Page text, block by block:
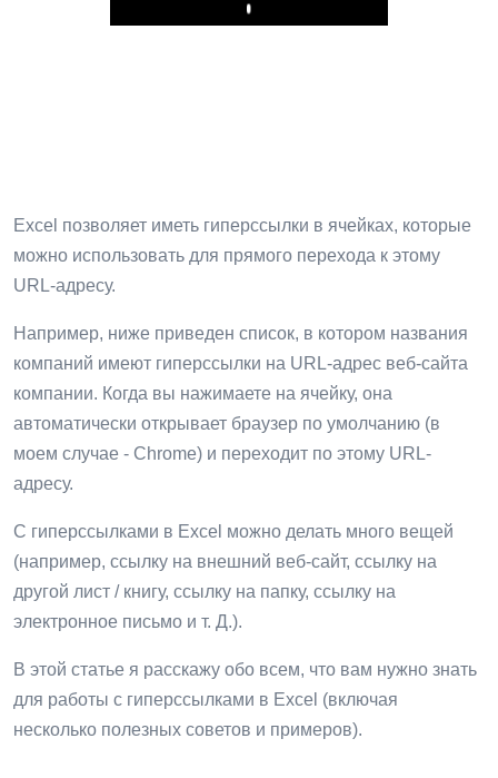
Play
Excel позволяет иметь гиперссылки в ячейках, которые
можно использовать для прямого перехода к этому
URL-адресу.
Например, ниже приведен список, в котором названия
компаний имеют гиперссылки на URL-адрес веб-сайта
компании. Когда вы нажимаете на ячейку, она
автоматически открывает браузер по умолчанию (в
моем случае - Chrome) и переходит по этому URL-
адресу.
С гиперссылками в Excel можно делать много вещей
(например, ссылку на внешний веб-сайт, ссылку на
другой лист / книгу, ссылку на папку, ссылку на
электронное письмо и т. Д.).
В этой статье я расскажу обо всем, что вам нужно знать
для работы с гиперссылками в Excel (включая
несколько полезных советов и примеров).